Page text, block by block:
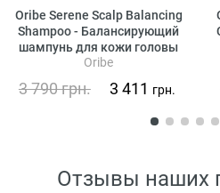
Oribe Serene Scalp Balancing
Shampoo - Балансирующий
шампунь для кожи головы
«Истинная гармония»
Oribe
3 790грн. 3 411 грн.
Отзывы наших